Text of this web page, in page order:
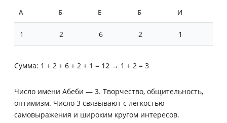
А Б Е Б И
1 2 6 2 1
Сумма: 1 + 2 + 6 + 2 + 1 = 12 → 1 + 2 = 3
Число имени Абеби — 3. Творчество, общительность,
оптимизм. Число 3 связывают с лёгкостью
самовыражения и широким кругом интересов.